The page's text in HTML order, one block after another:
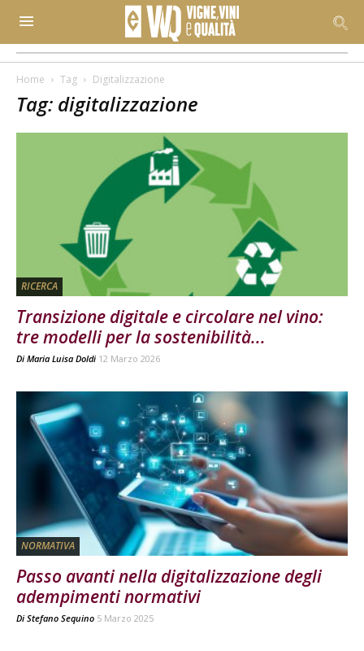
Home Tag Digitalizzazione
Tag: digitalizzazione
RICERCA
Transizione digitale e circolare nel vino:
tre modelli per la sostenibilità...
Di Maria Luisa Doldi 12 Marzo 2026
NORMATIVA
Passo avanti nella digitalizzazione degli
adempimenti normativi
Di Stefano Sequino 5 Marzo 2025